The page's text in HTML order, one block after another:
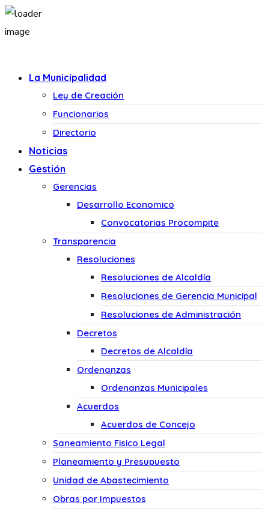
La Municipalidad
Ley de Creación
Funcionarios
Directorio
Noticias
Gestión
Gerencias
Desarrollo Economico
Convocatorias Procompite
Transparencia
Resoluciones
Resoluciones de Alcaldía
Resoluciones de Gerencia Municipal
Resoluciones de Administración
Decretos
Decretos de Alcaldía
Ordenanzas
Ordenanzas Municipales
Acuerdos
Acuerdos de Concejo
Saneamiento Fisico Legal
Planeamiento y Presupuesto
Unidad de Abastecimiento
Obras por Impuestos